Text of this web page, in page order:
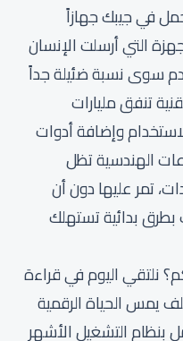
في جيبك جهازاً
التي أرسلت الإنسان
سوى نسبة ضئيلة جداً
تنفق مليارات
وإضافة أدوات
الهندسية تظل
تمر عليها دون أن
بدائية تستهلك
نلتقي اليوم في قراءة
يمس الحياة الرقمية
التشغيل الأشهر